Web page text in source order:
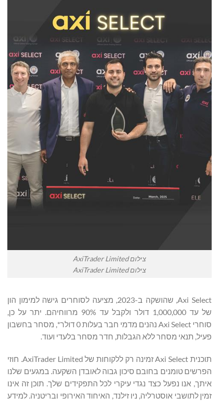
צילום AxiTrader Limited
צילום AxiTrader Limited
Axi Select, שהושקה ב-2023, מציעה לסוחרים גישה למימון הון
של עד 1,000,000 דולר ולקבל עד 90% מרווחיהם. יתר על כן,
סוחרי Axi Select נהנים מדמי חבר בעלות 0 דולר*, מסחר בחשבון
פעיל, תנאי מסחר ללא הגבלות, חדר מסחר בלעדי ועוד.
תוכנית Axi Select זמינה רק ללקוחות של AxiTrader Limited. חוזי
הפרשים טומנים בחובם סיכון גבוה לאובדן השקעה. במגעים שלנו
איתך, אנו נפעל כצד נגדי עיקרי לכל התפקידים שלך. תוכן זה אינו
זמין לתושבי אוסטרליה, ניו זילנד, האיחוד האירופי ובריטניה. למידע